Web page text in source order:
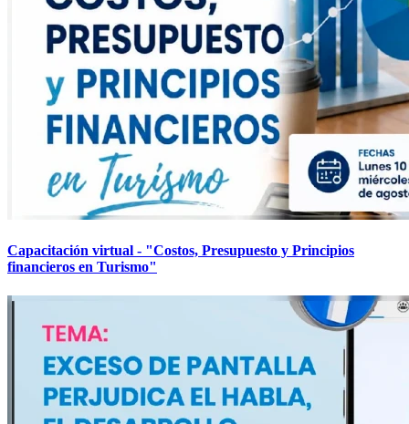
Capacitación virtual - "Costos, Presupuesto y Principios
financieros en Turismo"